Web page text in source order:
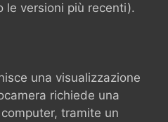
le versioni più recenti).
una visualizzazione
richiede una
tramite un